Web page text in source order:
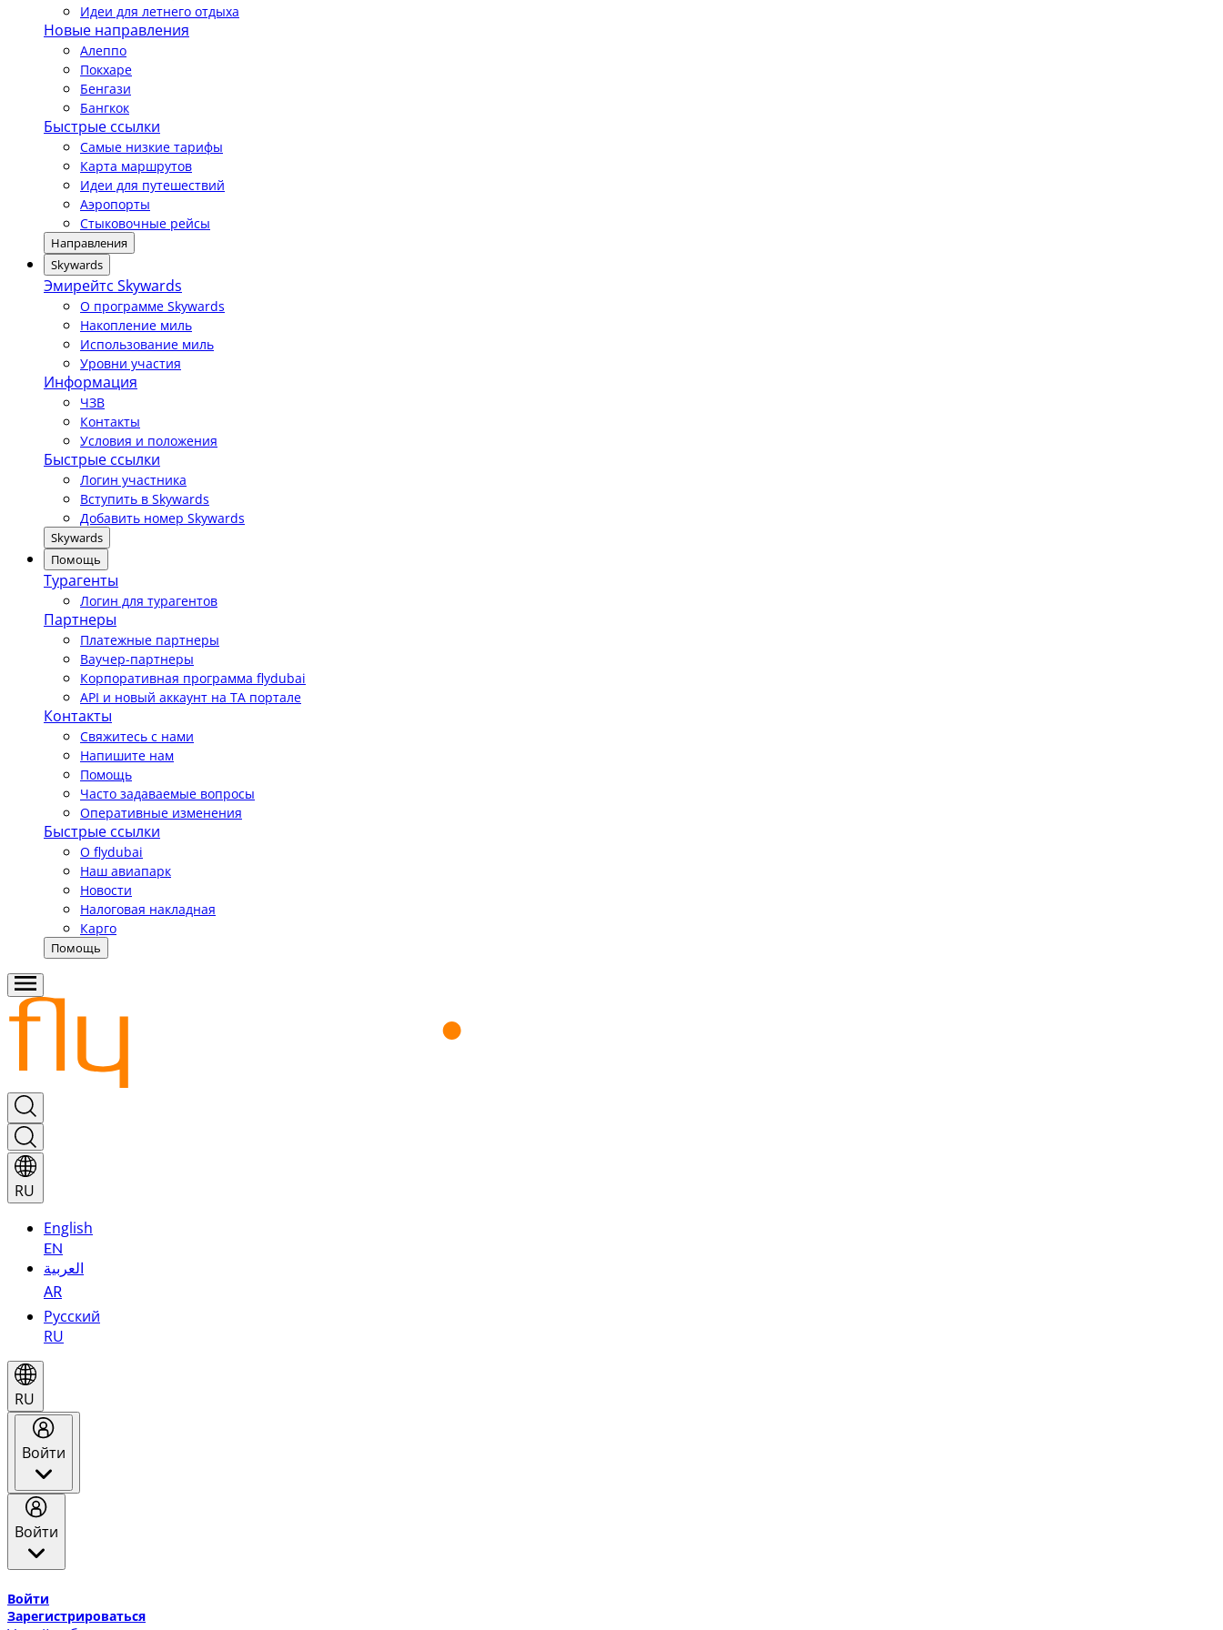
Идеи для летнего отдыха
Новые направления
Алеппо
Покхаре
Бенгази
Бангкок
Быстрые ссылки
Самые низкие тарифы
Карта маршрутов
Идеи для путешествий
Аэропорты
Стыковочные рейсы
Направления
Skywards
Эмирейтс Skywards
О программе Skywards
Накопление миль
Использование миль
Уровни участия
Информация
ЧЗВ
Контакты
Условия и положения
Быстрые ссылки
Логин участника
Вступить в Skywards
Добавить номер Skywards
Skywards
Помощь
Турагенты
Логин для турагентов
Партнеры
Платежные партнеры
Ваучер-партнеры
Корпоративная программа flydubai
API и новый аккаунт на TA портале
Контакты
Свяжитесь с нами
Напишите нам
Помощь
Часто задаваемые вопросы
Оперативные изменения
Быстрые ссылки
О flydubai
Наш авиапарк
Новости
Налоговая накладная
Карго
Помощь
RU
English
EN
العربية
AR
Русский
RU
RU
Войти
Войти
Войти
Зарегистрироваться